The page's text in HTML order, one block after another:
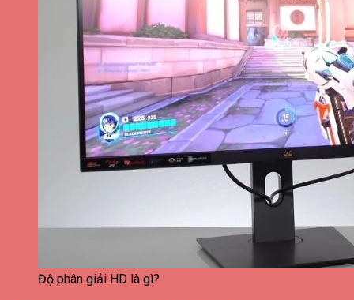
Độ phân giải HD là gì?